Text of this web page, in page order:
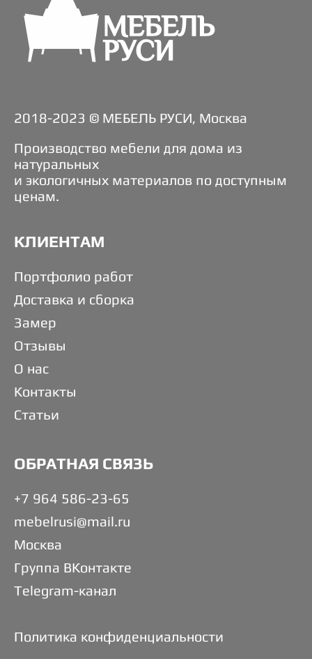
2018-2023 © МЕБЕЛЬ РУСИ, Москва
Производство мебели для дома из
натуральных
и экологичных материалов по доступным
ценам.
КЛИЕНТАМ
Портфолио работ
Доставка и сборка
Замер
Отзывы
О нас
Контакты
Статьи
ОБРАТНАЯ СВЯЗЬ
+7 964 586-23-65
mebelrusi@mail.ru
Москва
Группа ВКонтакте
Telegram-канал
Политика конфиденциальности